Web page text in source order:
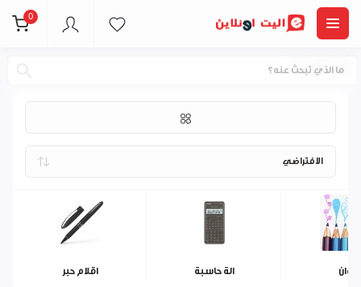
0
قرطاسية
اقلام حبر الة حاسبة الوان